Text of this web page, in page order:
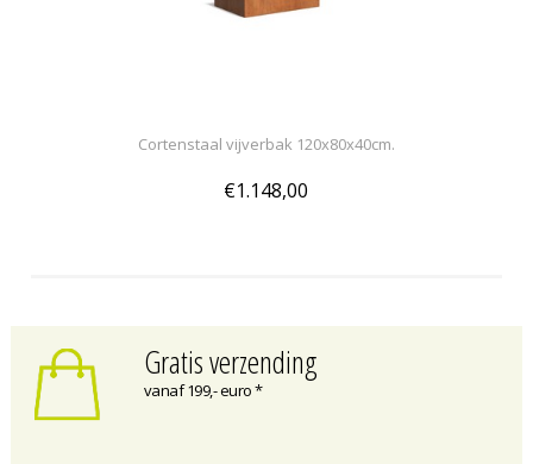
Cortenstaal vijverbak 120x80x40cm.
€1.148,00
Gratis verzending
vanaf 199,- euro *